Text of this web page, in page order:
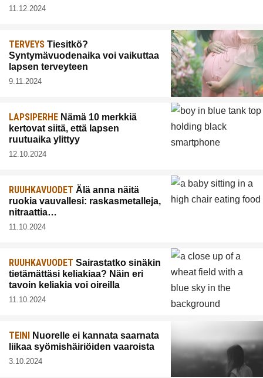
11.12.2024
TERVEYS Tiesitkö?
Syntymävuodenaika voi vaikuttaa
lapsen terveyteen
9.11.2024
LAPSIPERHE Nämä 10 merkkiä
kertovat siitä, että lapsen
ruutuaika ylittyy
12.10.2024
RUUHKAVUODET Älä anna näitä
ruokia vauvallesi: raskasmetalleja,
nitraattia…
11.10.2024
RUUHKAVUODET Sairastatko sinäkin
tietämättäsi keliakiaa? Näin eri
tavoin keliakia voi oireilla
11.10.2024
TEINI
Nuorelle ei kannata saarnata
liikaa syömishäiriöiden vaaroista
3.10.2024